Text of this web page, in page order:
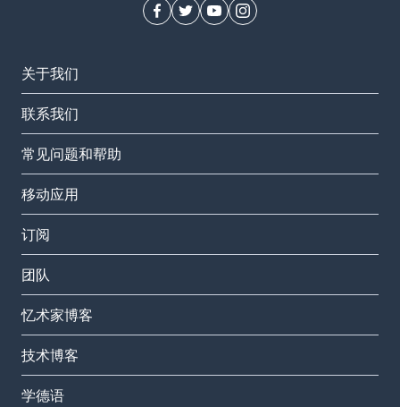
关于我们
联系我们
常见问题和帮助
移动应用
订阅
团队
忆术家博客
技术博客
学德语